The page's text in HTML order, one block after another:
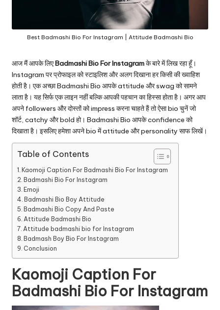
Best Badmashi Bio For Instagram | Attitude Badmashi Bio
आज मैं आपके लिएBadmashi Bio For Instagramके बारे में लिख रहा हूँ।
Instagram पर प्रोफाइल को स्टाइलिश और अलग दिखाना हर किसी की ख्वाहिश
होती है। एक अच्छा Badmashi Bio आपके attitude और swag को सामने
लाता है। यह सिर्फ एक लाइन नहीं बल्कि आपकी पहचान का हिस्सा होता है। अगर आप
अपने followers और दोस्तों को impress करना चाहते हैं तो ऐसा bio चुनें जो
शॉर्ट, catchy और bold हो। Badmashi Bio आपके confidence को
दिखाता है। इसलिए हमेशा अपने bio में attitude और personality साफ लिखें।
Table of Contents
Kaomoji Caption For Badmashi Bio For Instagram
Badmashi Bio For Instagram
Emoji
Badmashi Bio Boy Attitude
Badmashi Bio Copy And Paste
Attitude Badmashi Bio
Attitude badmashi bio for Instagram
Badmash Boy Bio For Instagram
Conclusion
Kaomoji Caption For
Badmashi Bio For Instagram